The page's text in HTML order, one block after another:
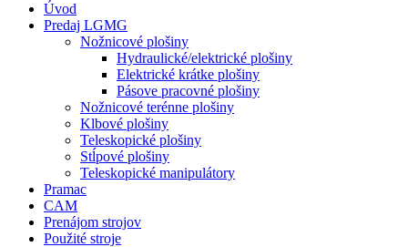
Úvod
Predaj LGMG
Nožnicové plošiny
Hydraulické/elektrické plošiny
Elektrické krátke plošiny
Pásove pracovné plošiny
Nožnicové terénne plošiny
Klbové plošiny
Teleskopické plošiny
Stĺpové plošiny
Teleskopické manipulátory
Pramac
CAM
Prenájom strojov
Použité stroje